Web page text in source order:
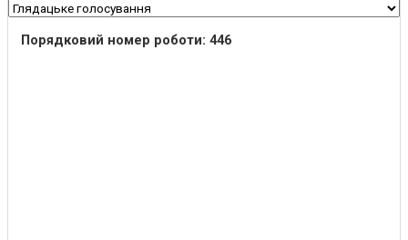
Порядковий номер роботи: 446